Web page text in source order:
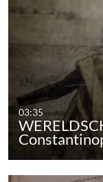
03:35